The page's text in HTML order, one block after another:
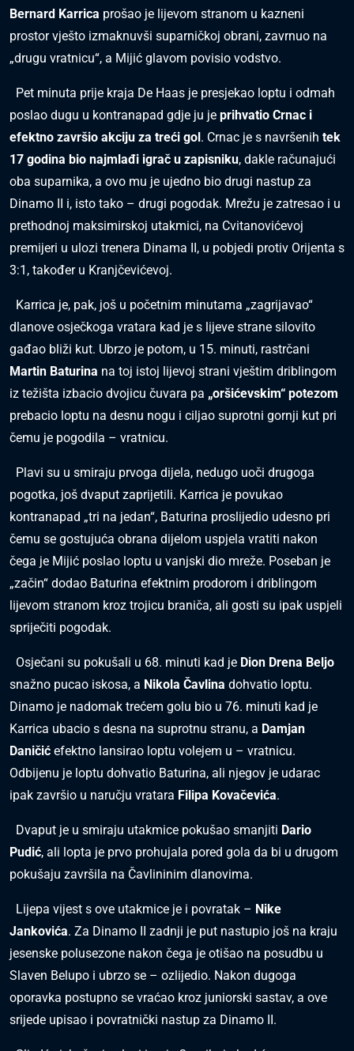
Bernard Karrica prošao je lijevom stranom u kazneni
prostor vješto izmaknuvši suparničkoj obrani, zavrnuo na
„drugu vratnicu“, a Mijić glavom povisio vodstvo.
Pet minuta prije kraja De Haas je presjekao loptu i odmah
poslao dugu u kontranapad gdje ju je prihvatio Crnac i
efektno završio akciju za treći gol. Crnac je s navršenih tek
17 godina bio najmlađi igrač u zapisniku, dakle računajući
oba suparnika, a ovo mu je ujedno bio drugi nastup za
Dinamo II i, isto tako – drugi pogodak. Mrežu je zatresao i u
prethodnoj maksimirskoj utakmici, na Cvitanovićevoj
premijeri u ulozi trenera Dinama II, u pobjedi protiv Orijenta s
3:1, također u Kranjčevićevoj.
Karrica je, pak, još u početnim minutama „zagrijavao“
dlanove osječkoga vratara kad je s lijeve strane silovito
gađao bliži kut. Ubrzo je potom, u 15. minuti, rastrčani
Martin Baturina na toj istoj lijevoj strani vještim driblingom
iz težišta izbacio dvojicu čuvara pa „oršićevskim“ potezom
prebacio loptu na desnu nogu i ciljao suprotni gornji kut pri
čemu je pogodila – vratnicu.
Plavi su u smiraju prvoga dijela, nedugo uoči drugoga
pogotka, još dvaput zaprijetili. Karrica je povukao
kontranapad „tri na jedan“, Baturina proslijedio udesno pri
čemu se gostujuća obrana dijelom uspjela vratiti nakon
čega je Mijić poslao loptu u vanjski dio mreže. Poseban je
„začin“ dodao Baturina efektnim prodorom i driblingom
lijevom stranom kroz trojicu braniča, ali gosti su ipak uspjeli
spriječiti pogodak.
Osječani su pokušali u 68. minuti kad je Dion Drena Beljo
snažno pucao iskosa, a Nikola Čavlina dohvatio loptu.
Dinamo je nadomak trećem golu bio u 76. minuti kad je
Karrica ubacio s desna na suprotnu stranu, a Damjan
Daničić efektno lansirao loptu volejem u – vratnicu.
Odbijenu je loptu dohvatio Baturina, ali njegov je udarac
ipak završio u naručju vratara Filipa Kovačevića.
Dvaput je u smiraju utakmice pokušao smanjiti Dario
Pudić, ali lopta je prvo prohujala pored gola da bi u drugom
pokušaju završila na Čavlininim dlanovima.
Lijepa vijest s ove utakmice je i povratak – Nike
Jankovića. Za Dinamo II zadnji je put nastupio još na kraju
jesenske polusezone nakon čega je otišao na posudbu u
Slaven Belupo i ubrzo se – ozlijedio. Nakon dugoga
oporavka postupno se vraćao kroz juniorski sastav, a ove
srijede upisao i povratnički nastup za Dinamo II.